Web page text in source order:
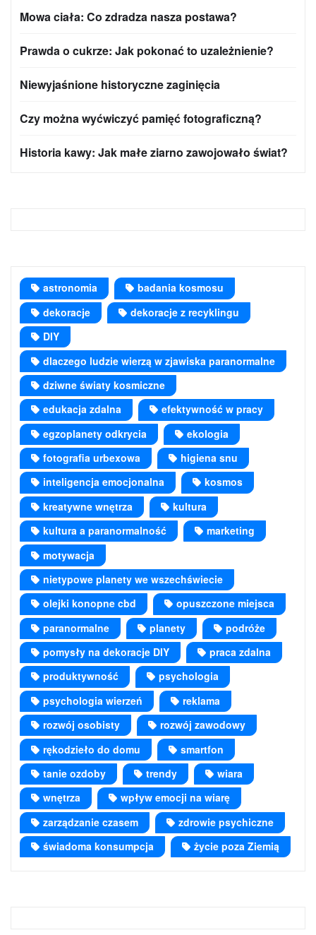
Mowa ciała: Co zdradza nasza postawa?
Prawda o cukrze: Jak pokonać to uzależnienie?
Niewyjaśnione historyczne zaginięcia
Czy można wyćwiczyć pamięć fotograficzną?
Historia kawy: Jak małe ziarno zawojowało świat?
astronomia
badania kosmosu
dekoracje
dekoracje z recyklingu
DIY
dlaczego ludzie wierzą w zjawiska paranormalne
dziwne światy kosmiczne
edukacja zdalna
efektywność w pracy
egzoplanety odkrycia
ekologia
fotografia urbexowa
higiena snu
inteligencja emocjonalna
kosmos
kreatywne wnętrza
kultura
kultura a paranormalność
marketing
motywacja
nietypowe planety we wszechświecie
olejki konopne cbd
opuszczone miejsca
paranormalne
planety
podróże
pomysły na dekoracje DIY
praca zdalna
produktywność
psychologia
psychologia wierzeń
reklama
rozwój osobisty
rozwój zawodowy
rękodzieło do domu
smartfon
tanie ozdoby
trendy
wiara
wnętrza
wpływ emocji na wiarę
zarządzanie czasem
zdrowie psychiczne
świadoma konsumpcja
życie poza Ziemią